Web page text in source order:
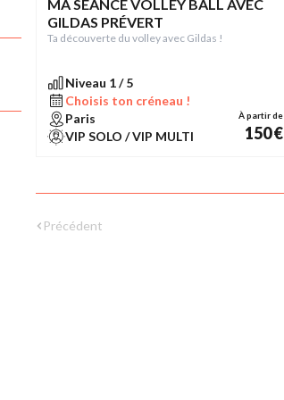
MA SÉANCE VOLLEY BALL AVEC
GILDAS PRÉVERT
Ta découverte du volley avec Gildas !
Niveau 1 / 5
Choisis ton créneau !
Paris
VIP SOLO / VIP MULTI
À partir de
150 €
Précédent